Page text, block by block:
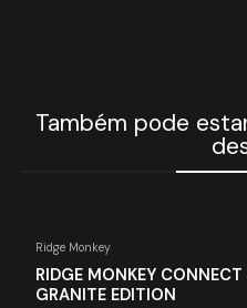
Também pode
Ridge Monkey
RIDGE MONKEY
GRANITE EDITION